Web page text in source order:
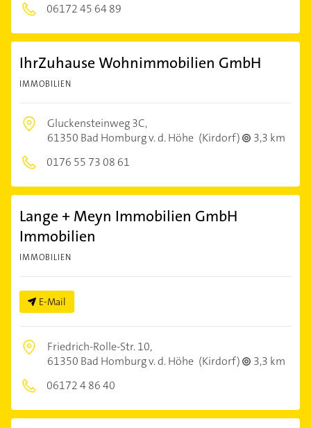
06172 45 64 89
IhrZuhause Wohnimmobilien GmbH
IMMOBILIEN
Gluckensteinweg 3C,
61350 Bad Homburg v. d. Höhe (Kirdorf)
3,3 km
0176 55 73 08 61
Lange + Meyn Immobilien GmbH
Immobilien
IMMOBILIEN
E-Mail
Friedrich-Rolle-Str. 10,
61350 Bad Homburg v. d. Höhe (Kirdorf)
3,3 km
06172 4 86 40